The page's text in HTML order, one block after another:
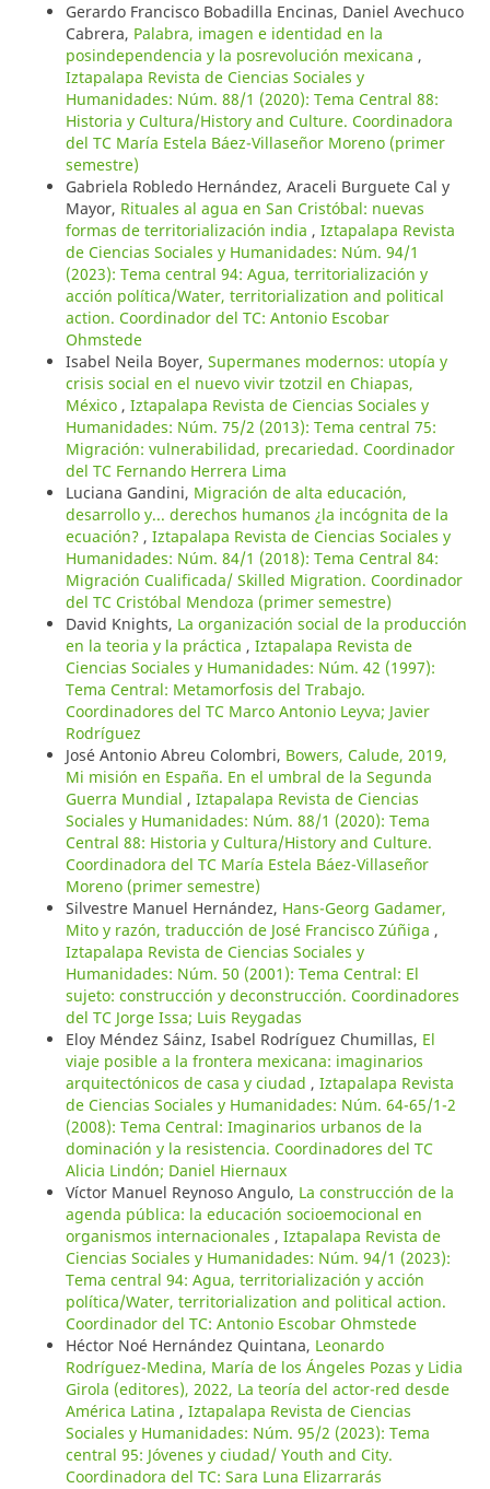
Gerardo Francisco Bobadilla Encinas, Daniel Avechuco
Cabrera, Palabra, imagen e identidad en la
posindependencia y la posrevolución mexicana ,
Iztapalapa Revista de Ciencias Sociales y
Humanidades: Núm. 88/1 (2020): Tema Central 88:
Historia y Cultura/History and Culture. Coordinadora
del TC María Estela Báez-Villaseñor Moreno (primer
semestre)
Gabriela Robledo Hernández, Araceli Burguete Cal y
Mayor, Rituales al agua en San Cristóbal: nuevas
formas de territorialización india , Iztapalapa Revista
de Ciencias Sociales y Humanidades: Núm. 94/1
(2023): Tema central 94: Agua, territorialización y
acción política/Water, territorialization and political
action. Coordinador del TC: Antonio Escobar
Ohmstede
Isabel Neila Boyer, Supermanes modernos: utopía y
crisis social en el nuevo vivir tzotzil en Chiapas,
México , Iztapalapa Revista de Ciencias Sociales y
Humanidades: Núm. 75/2 (2013): Tema central 75:
Migración: vulnerabilidad, precariedad. Coordinador
del TC Fernando Herrera Lima
Luciana Gandini, Migración de alta educación,
desarrollo y... derechos humanos ¿la incógnita de la
ecuación? , Iztapalapa Revista de Ciencias Sociales y
Humanidades: Núm. 84/1 (2018): Tema Central 84:
Migración Cualificada/ Skilled Migration. Coordinador
del TC Cristóbal Mendoza (primer semestre)
David Knights, La organización social de la producción
en la teoria y la práctica , Iztapalapa Revista de
Ciencias Sociales y Humanidades: Núm. 42 (1997):
Tema Central: Metamorfosis del Trabajo.
Coordinadores del TC Marco Antonio Leyva; Javier
Rodríguez
José Antonio Abreu Colombri, Bowers, Calude, 2019,
Mi misión en España. En el umbral de la Segunda
Guerra Mundial , Iztapalapa Revista de Ciencias
Sociales y Humanidades: Núm. 88/1 (2020): Tema
Central 88: Historia y Cultura/History and Culture.
Coordinadora del TC María Estela Báez-Villaseñor
Moreno (primer semestre)
Silvestre Manuel Hernández, Hans-Georg Gadamer,
Mito y razón, traducción de José Francisco Zúñiga ,
Iztapalapa Revista de Ciencias Sociales y
Humanidades: Núm. 50 (2001): Tema Central: El
sujeto: construcción y deconstrucción. Coordinadores
del TC Jorge Issa; Luis Reygadas
Eloy Méndez Sáinz, Isabel Rodríguez Chumillas, El
viaje posible a la frontera mexicana: imaginarios
arquitectónicos de casa y ciudad , Iztapalapa Revista
de Ciencias Sociales y Humanidades: Núm. 64-65/1-2
(2008): Tema Central: Imaginarios urbanos de la
dominación y la resistencia. Coordinadores del TC
Alicia Lindón; Daniel Hiernaux
Víctor Manuel Reynoso Angulo, La construcción de la
agenda pública: la educación socioemocional en
organismos internacionales , Iztapalapa Revista de
Ciencias Sociales y Humanidades: Núm. 94/1 (2023):
Tema central 94: Agua, territorialización y acción
política/Water, territorialization and political action.
Coordinador del TC: Antonio Escobar Ohmstede
Héctor Noé Hernández Quintana, Leonardo
Rodríguez-Medina, María de los Ángeles Pozas y Lidia
Girola (editores), 2022, La teoría del actor-red desde
América Latina , Iztapalapa Revista de Ciencias
Sociales y Humanidades: Núm. 95/2 (2023): Tema
central 95: Jóvenes y ciudad/ Youth and City.
Coordinadora del TC: Sara Luna Elizarrarás